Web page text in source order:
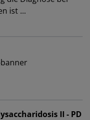
ist ...
II - PD